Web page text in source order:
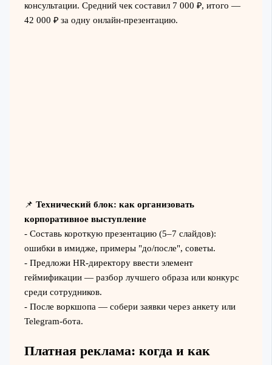
консультации. Средний чек составил 7 000 ₽, итого —
42 000 ₽ за одну онлайн-презентацию.
📌 Технический блок: как организовать
корпоративное выступление
- Составь короткую презентацию (5–7 слайдов):
ошибки в имидже, примеры "до/после", советы.
- Предложи HR-директору ввести элемент
геймификации — разбор лучшего образа или конкурс
среди сотрудников.
- После воркшопа — собери заявки через анкету или
Telegram-бота.
Платная реклама: когда и как